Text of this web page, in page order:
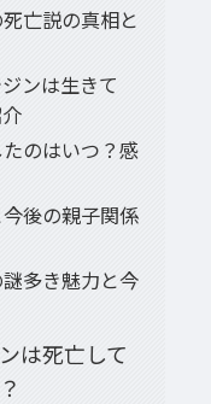
亡説の真相と
ンは生きて
のはいつ？感
後の親子関係
多き魅力と今
は死亡して